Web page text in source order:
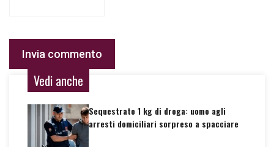
Vedi anche
Sequestrato 1 kg di droga: uomo agli
arresti domiciliari sorpreso a spacciare